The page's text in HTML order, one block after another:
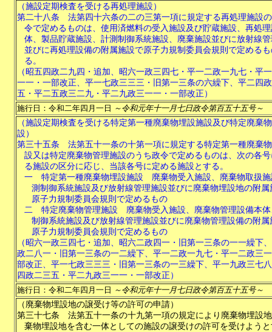
（施設定期検査を受ける再処理施設）
第二十八条
法第四十六条の二の三第一項に規定する再処理施設
令で定めるものは、使用済燃料の受入施設及び貯蔵施設、再処
体、製品貯蔵施設、計測制御系統施設、廃棄施設並びに放射線
並びに再処理設備の附属施設で原子力規制委員会規則で定める
る。
（昭五四政二九四・追加、昭六一政三四七・平一二政一九七・平
一一・一部改正、平一七政三三三・旧第一三条の六繰下、平二四
五・平二五政三二九・平二九政三一一・一部改正）
施行日：令和二年四月一日 ～令和元年十一月七日政令第百五十五号～
（施設定期検査を受ける特定第一種廃棄物埋設施設及び特定廃棄
設）
第三十五条
法第五十一条の十第一項に規定する特定第一種廃棄
設又は特定廃棄物管理施設のうち政令で定めるものは、次の各
る施設の区分に応じ、当該各号に定める施設とする。
一
特定第一種廃棄物埋設施設 廃棄物受入施設、廃棄物取扱施
測制御系統施設及び放射線管理施設並びに廃棄物埋設地の附属
原子力規制委員会規則で定めるもの
二
特定廃棄物管理施設 廃棄物受入施設、廃棄物管理設備本体
制御系統施設及び放射線管理施設並びに廃棄物管理設備の附属
原子力規制委員会規則で定めるもの
（昭六一政三四七・追加、昭六二政四一・旧第一三条の一一繰下
政二八一・旧第一三条の一二繰下、平一二政一九七・平一二政三
部改正、平一七政三三三・旧第一三条の一三繰下、平一九政三七
四政二三五・平二九政三一一・一部改正）
施行日：令和二年四月一日 ～令和元年十一月七日政令第百五十五号～
（廃棄物埋設地の譲受け等の許可の申請）
第三十七条
法第五十一条の十九第一項の規定により廃棄物埋設
棄物埋設地を含む一体としての施設の譲受けの許可を受けよう